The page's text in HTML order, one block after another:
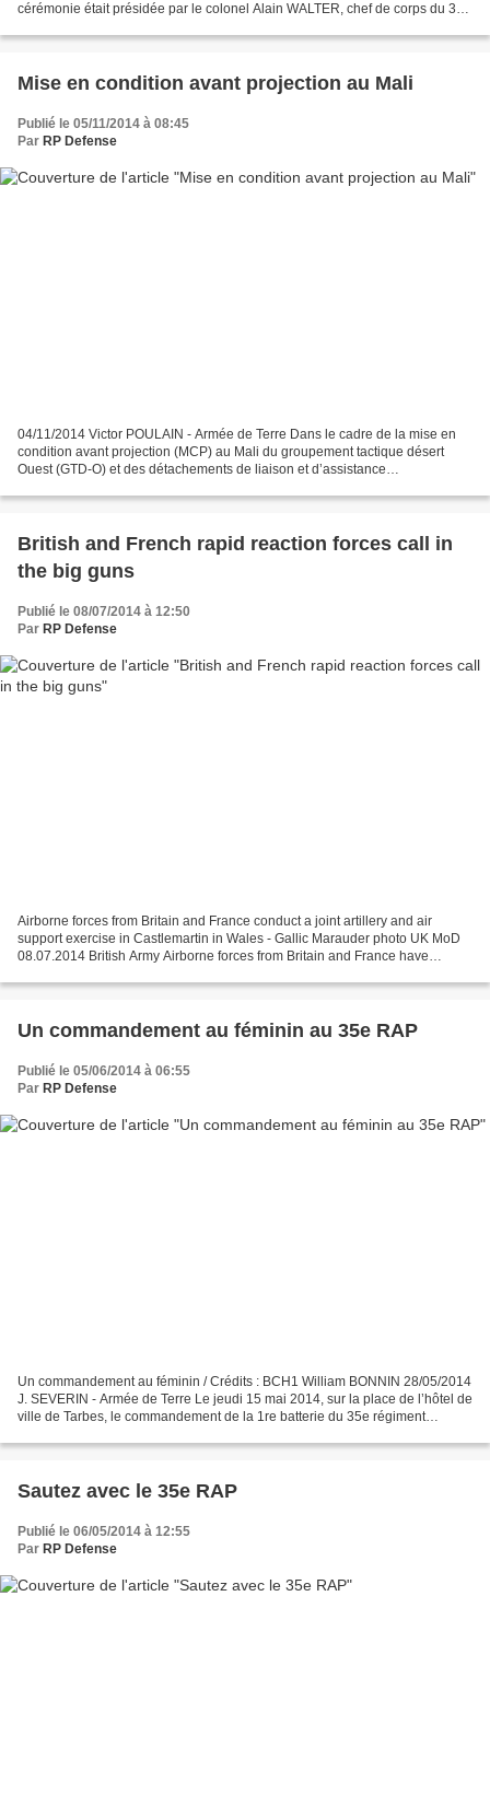
cérémonie était présidée par le colonel Alain WALTER, chef de corps du 3e
Mise en condition avant projection au Mali
Publié le 05/11/2014 à 08:45
Par RP Defense
04/11/2014 Victor POULAIN - Armée de Terre Dans le cadre de la mise en
condition avant projection (MCP) au Mali du groupement tactique désert
Ouest (GTD-O) et des détachements de liaison et d’assistance
British and French rapid reaction forces call in
the big guns
Publié le 08/07/2014 à 12:50
Par RP Defense
Airborne forces from Britain and France conduct a joint artillery and air
support exercise in Castlemartin in Wales - Gallic Marauder photo UK MoD
08.07.2014 British Army Airborne forces from Britain and France have
Un commandement au féminin au 35e RAP
Publié le 05/06/2014 à 06:55
Par RP Defense
Un commandement au féminin / Crédits : BCH1 William BONNIN 28/05/2014
J. SEVERIN - Armée de Terre Le jeudi 15 mai 2014, sur la place de l’hôtel de
ville de Tarbes, le commandement de la 1re batterie du 35e régiment
Sautez avec le 35e RAP
Publié le 06/05/2014 à 12:55
Par RP Defense